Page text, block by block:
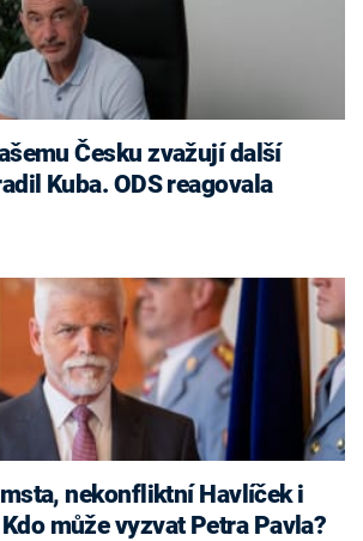
Kuba. ODS reagovala
může vyzvat Petra Pavla?